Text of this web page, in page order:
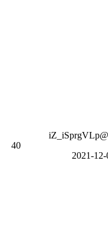
40
2021-12-